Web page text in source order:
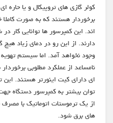
کولر گازی های تروپیکال و یا حاره
برخوردار هستند که به صورت
اند. این کمپرسور ها توانایی کار
دارند. از این رو در دمای زیاد هیچ
وجود نخواهد آمد. اما سیستم
نامساعد از عملکرد مطلوبی
ای دارای کیت اینورتر هستند. این
توان بیشتر به کمپرسور دستگاه
از یک ترموستات اتوماتیک با
های برق شود.